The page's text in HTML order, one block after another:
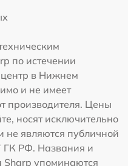
по истечении
в Нижнем
и не имеет
производителя. Цены
носят исключительно
не являются публичной
ГК РФ. Названия и
Sharp упоминаются